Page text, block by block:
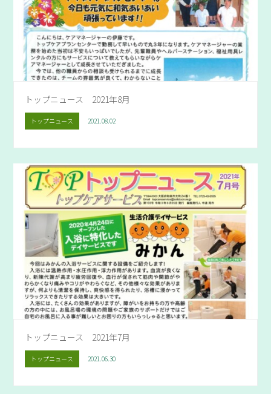
トップニュース 2021年8月
トップニュース 2021.08.02
トップニュース 2021年7月
トップニュース 2021.06.30